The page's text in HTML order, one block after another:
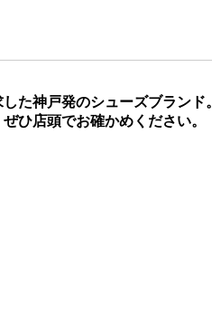
た神戸発のシューズブランド。
ひ店頭でお確かめください。